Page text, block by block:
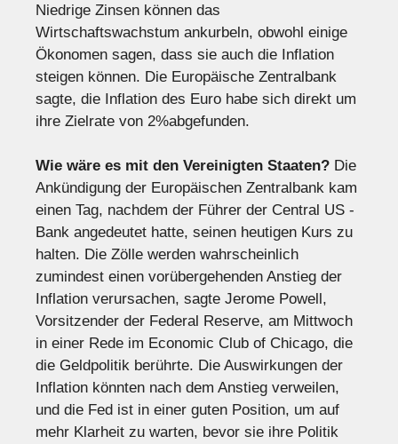
Niedrige Zinsen können das
Wirtschaftswachstum ankurbeln, obwohl einige
Ökonomen sagen, dass sie auch die Inflation
steigen können. Die Europäische Zentralbank
sagte, die Inflation des Euro habe sich direkt um
ihre Zielrate von 2%abgefunden.
Wie wäre es mit den Vereinigten Staaten? Die
Ankündigung der Europäischen Zentralbank kam
einen Tag, nachdem der Führer der Central US -
Bank angedeutet hatte, seinen heutigen Kurs zu
halten. Die Zölle werden wahrscheinlich
zumindest einen vorübergehenden Anstieg der
Inflation verursachen, sagte Jerome Powell,
Vorsitzender der Federal Reserve, am Mittwoch
in einer Rede im Economic Club of Chicago, die
die Geldpolitik berührte. Die Auswirkungen der
Inflation könnten nach dem Anstieg verweilen,
und die Fed ist in einer guten Position, um auf
mehr Klarheit zu warten, bevor sie ihre Politik